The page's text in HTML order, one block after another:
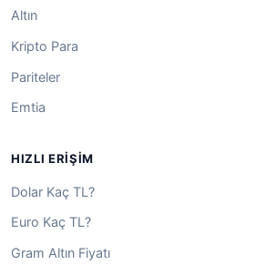
Altın
Kripto Para
Pariteler
Emtia
HIZLI ERIŞIM
Dolar Kaç TL?
Euro Kaç TL?
Gram Altın Fiyatı